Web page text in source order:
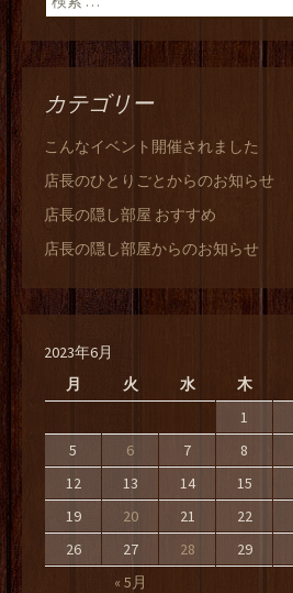
カテゴリー
こんなイベント開催されました
店長のひとりごとからのお知らせ
店長の隠し部屋 おすすめ
店長の隠し部屋からのお知らせ
2023年6月
月
火 水 木
« 5月
1
5
6 7 8
12
13 14 15
19
20 21 22
26
27 28 29